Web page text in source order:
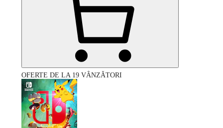
OFERTE DE LA 19 VÂNZĂTORI